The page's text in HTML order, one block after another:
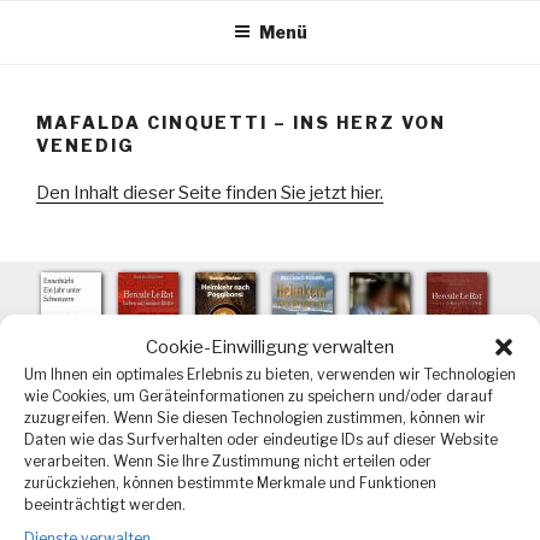
Cookie-Einwilligung verwalten
Um Ihnen ein optimales Erlebnis zu bieten, verwenden wir Technologien
wie Cookies, um Geräteinformationen zu speichern und/oder darauf
zuzugreifen. Wenn Sie diesen Technologien zustimmen, können wir
Daten wie das Surfverhalten oder eindeutige IDs auf dieser Website
verarbeiten. Wenn Sie Ihre Zustimmung nicht erteilen oder
zurückziehen, können bestimmte Merkmale und Funktionen
beeinträchtigt werden.
Menü
MAFALDA CINQUETTI – INS HERZ VON
VENEDIG
Den Inhalt dieser Seite finden Sie jetzt hier.
Facebook
Instagram